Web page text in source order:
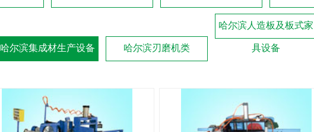
哈尔滨集成材生产设备 哈尔滨刃磨机类
哈尔滨人造板及板式家
具设备